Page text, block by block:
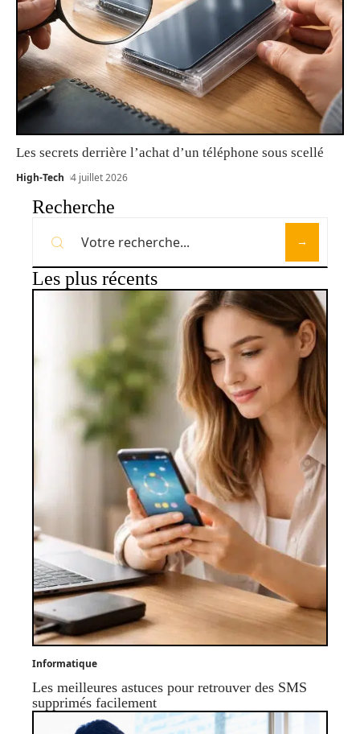
Les secrets derrière l’achat d’un téléphone sous scellé
High-Tech 4 juillet 2026
Recherche
Les plus récents
Informatique
Les meilleures astuces pour retrouver des SMS
supprimés facilement